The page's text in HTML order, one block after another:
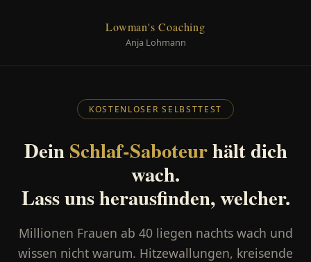
Lowman's Coaching
Anja Lohmann
KOSTENLOSER SELBSTTEST
DeinSchlaf-Saboteurhält dich
wach.
Lass uns herausfinden, welcher.
Millionen Frauen ab 40 liegen nachts wach und
wissen nicht warum. Hitzewallungen, kreisende